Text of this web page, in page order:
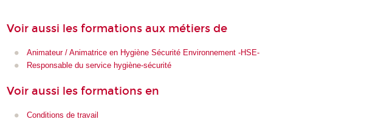
Voir aussi les formations aux métiers de
Animateur / Animatrice en Hygiène Sécurité Environnement -HSE-
Responsable du service hygiène-sécurité
Voir aussi les formations en
Conditions de travail